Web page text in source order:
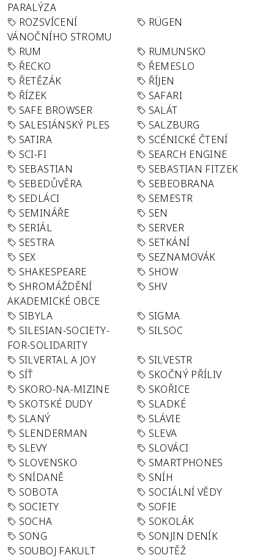
PARALÝZA
ROZSVÍCENÍ
VÁNOČNÍHO STROMU
RÜGEN
RUM
RUMUNSKO
ŘECKO
ŘEMESLO
ŘETĚZÁK
ŘÍJEN
ŘÍZEK
SAFARI
SAFE BROWSER
SALÁT
SALESIÁNSKÝ PLES
SALZBURG
SATIRA
SCÉNICKÉ ČTENÍ
SCI-FI
SEARCH ENGINE
SEBASTIAN
SEBASTIAN FITZEK
SEBEDŮVĚRA
SEBEOBRANA
SEDLÁCI
SEMESTR
SEMINÁŘE
SEN
SERIÁL
SERVER
SESTRA
SETKÁNÍ
SEX
SEZNAMOVÁK
SHAKESPEARE
SHOW
SHROMÁŽDĚNÍ
AKADEMICKÉ OBCE
SHV
SIBYLA
SIGMA
SILESIAN-SOCIETY-
FOR-SOLIDARITY
SILSOC
SILVERTAL A JOY
SILVESTR
SÍŤ
SKOČNÝ PŘÍLIV
SKORO-NA-MIZINE
SKOŘICE
SKOTSKÉ DUDY
SLADKÉ
SLANÝ
SLÁVIE
SLENDERMAN
SLEVA
SLEVY
SLOVÁCI
SLOVENSKO
SMARTPHONES
SNÍDANĚ
SNÍH
SOBOTA
SOCIÁLNÍ VĚDY
SOCIETY
SOFIE
SOCHA
SOKOLÁK
SONG
SONJIN DENÍK
SOUBOJ FAKULT
SOUTĚŽ